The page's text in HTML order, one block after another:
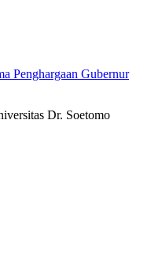
Penghargaan Gubernur
Dr. Soetomo